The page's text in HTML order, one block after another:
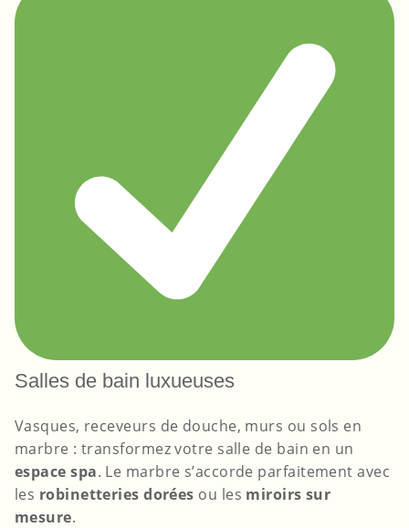
Salles de bain luxueuses
Vasques, receveurs de douche, murs ou sols en
marbre : transformez votre salle de bain en un
espace spa. Le marbre s’accorde parfaitement avec
les robinetteries dorées ou les miroirs sur
mesure.